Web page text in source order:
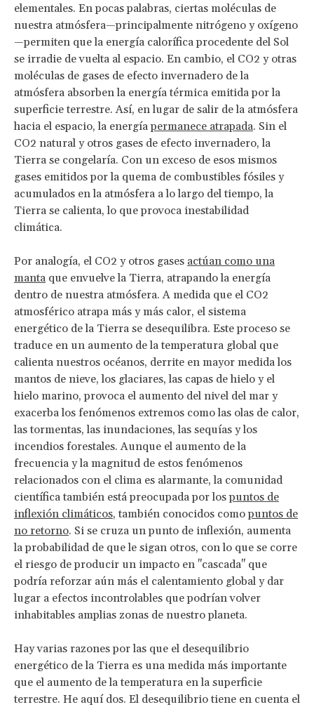
elementales. En pocas palabras, ciertas moléculas de
nuestra atmósfera—principalmente nitrógeno y oxígeno
—permiten que la energía calorífica procedente del Sol
se irradie de vuelta al espacio. En cambio, el CO2 y otras
moléculas de gases de efecto invernadero de la
atmósfera absorben la energía térmica emitida por la
superficie terrestre. Así, en lugar de salir de la atmósfera
hacia el espacio, la energíapermanece atrapada. Sin el
CO2 natural y otros gases de efecto invernadero, la
Tierra se congelaría. Con un exceso de esos mismos
gases emitidos por la quema de combustibles fósiles y
acumulados en la atmósfera a lo largo del tiempo, la
Tierra se calienta, lo que provoca inestabilidad
climática.
Por analogía, el CO2 y otros gases actúan como una
manta que envuelve la Tierra, atrapando la energía
dentro de nuestra atmósfera. A medida que el CO2
atmosférico atrapa más y más calor, el sistema
energético de la Tierra se desequilibra. Este proceso se
traduce en un aumento de la temperatura global que
calienta nuestros océanos, derrite en mayor medida los
mantos de nieve, los glaciares, las capas de hielo y el
hielo marino, provoca el aumento del nivel del mar y
exacerba los fenómenos extremos como las olas de calor,
las tormentas, las inundaciones, las sequías y los
incendios forestales. Aunque el aumento de la
frecuencia y la magnitud de estos fenómenos
relacionados con el clima es alarmante, la comunidad
científica también está preocupada por lospuntos de
inflexión climáticos, también conocidos comopuntos de
no retorno. Si se cruza un punto de inflexión, aumenta
la probabilidad de que le sigan otros, con lo que se corre
el riesgo de producir un impacto en "cascada" que
podría reforzar aún más el calentamiento global y dar
lugar a efectos incontrolables que podrían volver
inhabitables amplias zonas de nuestro planeta.
Hay varias razones por las que el desequilibrio
energético de la Tierra es una medida más importante
que el aumento de la temperatura en la superficie
terrestre. He aquí dos. El desequilibrio tiene en cuenta el